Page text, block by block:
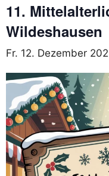
11.
Wildeshausen
Fr. 12. Dezember